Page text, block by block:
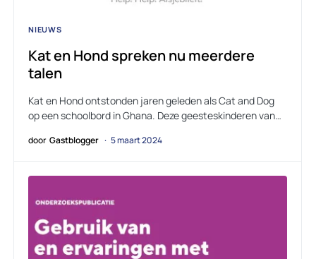
NIEUWS
Kat en Hond spreken nu meerdere
talen
Kat en Hond ontstonden jaren geleden als Cat and Dog
op een schoolbord in Ghana. Deze geesteskinderen van…
door Gastblogger 5 maart 2024